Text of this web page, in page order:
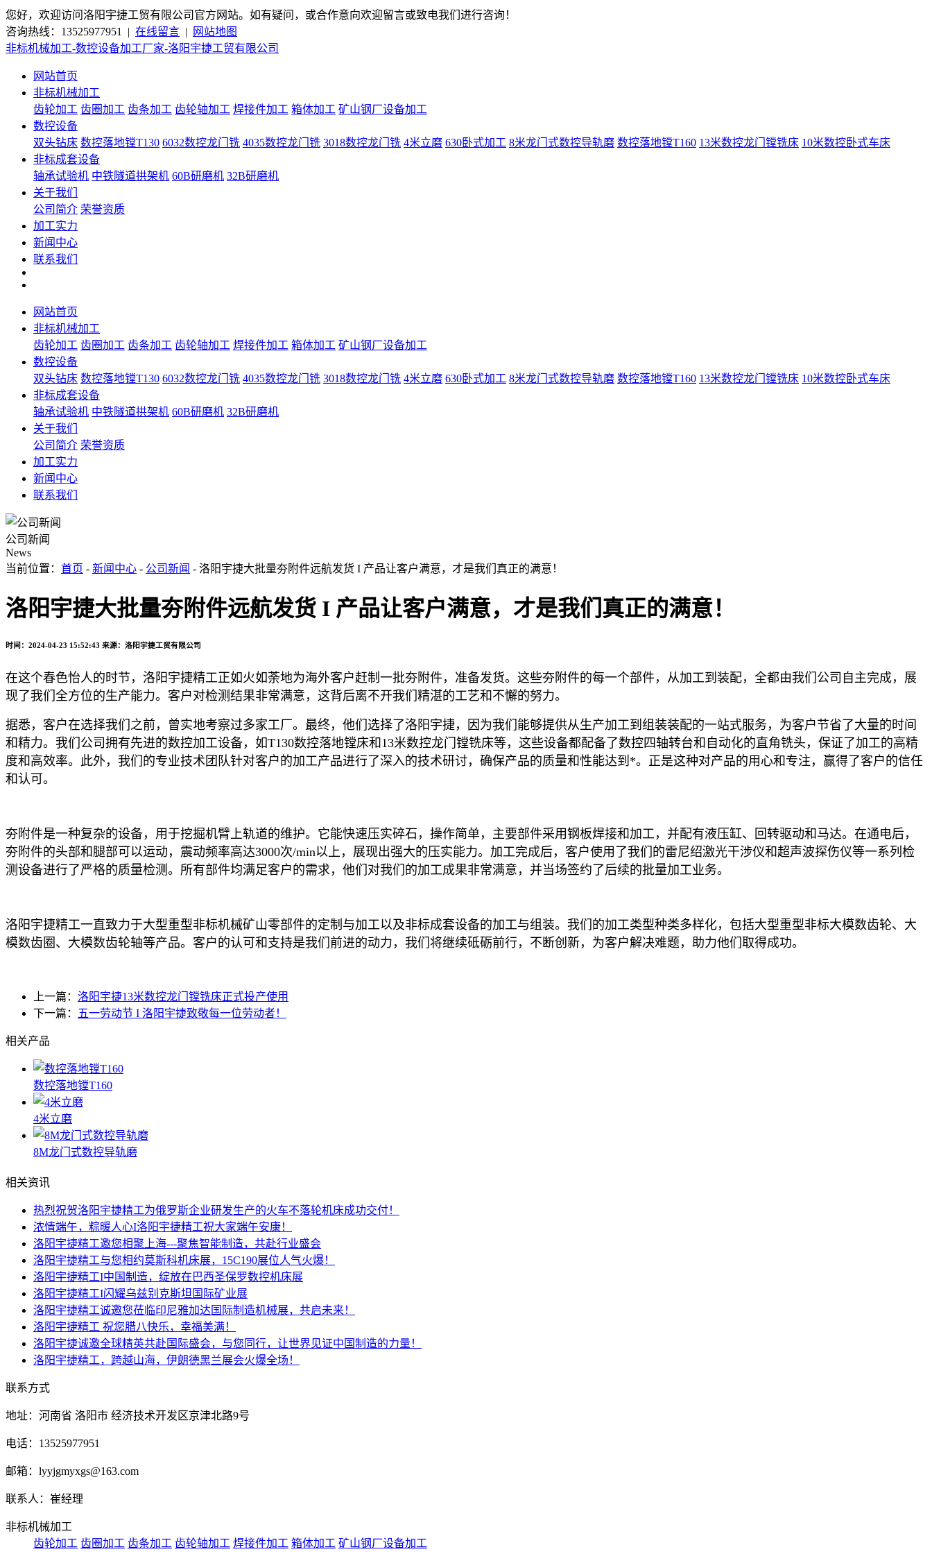
您好，欢迎访问洛阳宇捷工贸有限公司官方网站。如有疑问，或合作意向欢迎留言或致电我们进行咨询！
咨询热线：13525977951 | 在线留言 |
网站地图
非标机械加工-数控设备加工厂家-洛阳宇捷工贸有限公司
网站首页
非标机械加工
齿轮加工 齿圈加工 齿条加工 齿轮轴加工 焊接件加工 箱体加工 矿山钢厂设备加工
数控设备
双头钻床 数控落地镗T130 6032数控龙门铣 4035数控龙门铣 3018数控龙门铣 4米立磨 630卧式加工 8米龙门式数控导轨磨 数控落地镗T160 13米数控龙门镗铣床 10米数控卧式车床
非标成套设备
轴承试验机 中铁隧道拱架机 60B研磨机 32B研磨机
关于我们
公司简介 荣誉资质
加工实力
新闻中心
联系我们
网站首页
非标机械加工
齿轮加工 齿圈加工 齿条加工 齿轮轴加工 焊接件加工 箱体加工 矿山钢厂设备加工
数控设备
双头钻床 数控落地镗T130 6032数控龙门铣 4035数控龙门铣 3018数控龙门铣 4米立磨 630卧式加工 8米龙门式数控导轨磨 数控落地镗T160 13米数控龙门镗铣床 10米数控卧式车床
非标成套设备
轴承试验机 中铁隧道拱架机 60B研磨机 32B研磨机
关于我们
公司简介 荣誉资质
加工实力
新闻中心
联系我们
公司新闻
News
当前位置： 首页 - 新闻中心 - 公司新闻 - 洛阳宇捷大批量夯附件远航发货 I 产品让客户满意，才是我们真正的满意！
洛阳宇捷大批量夯附件远航发货 I 产品让客户满意，才是我们真正的满意！
时间：2024-04-23 15:52:43 来源：洛阳宇捷工贸有限公司
在这个春色怡人的时节 ，洛阳宇捷精工正如火如荼地为海外客户赶制一批夯附件，准备发货。这些夯附件的每一个部件，从加工到装配，全都由我们公司 自主完成，展
现了我们全方位的生产能力。客户对检测结果非常满意，这背后离不开我们精湛的工艺和不懈的努力。
据悉，客户在选择我们之前，曾实地考察过多家工厂 。最终，他们选择了洛阳宇捷，因为我们能够提供从生产加工到组装装配的一站式服务，为客户节省了大量的时间
和精力。我们公司拥有先进的数控加工设备，如T130数控落地镗床和 13米数控龙门镗铣床等，这些设备都配备了数控四轴转台和自动化的直角铣头，保证了加工的高精
度和高效率。 此外，我们的专业技术团队针对客户的加工产品进行了深入的技术研讨，确保产品的质量和性能达到*。正是这种对产品的用心和专注，赢得了客户的信任
和认可。
夯附件是一种复杂的设备，用于挖掘机臂上轨道的维护。它能快速压实碎石，操作简单，主要部件采用钢板焊接和加工，并配有液压缸、回转驱动和马达。在通电后，
夯附件的头部和腿部可以运动，震动频率高达3000次/min以上，展现出强大的压实能力。 加工完成后，客户使用了我们的雷尼绍激光干涉仪和超声波探伤仪等一系列检
测设备进行了严格的质量检测。所有部件均满足客户的需求，他们对我们的加工成果非常满意，并当场签约了后续的批量加工业务。
洛阳宇捷精工一直致力于大型重型非标机械矿山零部件的定制与加工以及非标成套设备的加工与组装。我们的加工类型种类多样化，包括大型重型非标大模数齿轮、大
模数齿圈、大模数齿轮轴等产品。客户的认可和支持是我们前进的动力，我们将继续砥砺前行，不断创新，为客户解决难题，助力他们取得成功。
上一篇： 洛阳宇捷13米数控龙门镗铣床正式投产使用
下一篇：
五一劳动节 I 洛阳宇捷致敬每一位劳动者！
相关产品
数控落地镗T160
4米立磨
8M龙门式数控导轨磨
相关资讯
热烈祝贺洛阳宇捷精工为俄罗斯企业研发生产的火车不落轮机床成功交付！
浓情端午，粽暖人心I洛阳宇捷精工祝大家端午安康！
洛阳宇捷精工邀您相聚上海---聚焦智能制造，共赴行业盛会
洛阳宇捷精工与您相约莫斯科机床展，15C190展位人气火爆！
洛阳宇捷精工I中国制造，绽放在巴西圣保罗数控机床展
洛阳宇捷精工I闪耀乌兹别克斯坦国际矿业展
洛阳宇捷精工诚邀您莅临印尼雅加达国际制造机械展，共启未来！
洛阳宇捷精工 祝您腊八快乐，幸福美满！
洛阳宇捷诚邀全球精英共赴国际盛会，与您同行，让世界见证中国制造的力量！
洛阳宇捷精工，跨越山海，伊朗德黑兰展会火爆全场！
联系方式
地址：河南省 洛阳市 经济技术开发区京津北路9号
电话：13525977951
邮箱：lyyjgmyxgs@163.com
联系人：崔经理
非标机械加工
齿轮加工 齿圈加工 齿条加工 齿轮轴加工 焊接件加工 箱体加工 矿山钢厂设备加工